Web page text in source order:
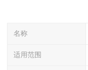
名称
适用范围